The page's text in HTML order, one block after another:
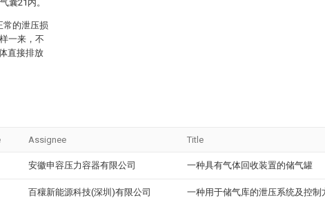
囊21内。
常的泄压损
一来，不
直接排放
Assignee Title
安徽申容压力容器有限公司 一种具有气体回收装置的储气罐
百穰新能源科技(深圳)有限公司 一种用于储气库的泄压系统及控制